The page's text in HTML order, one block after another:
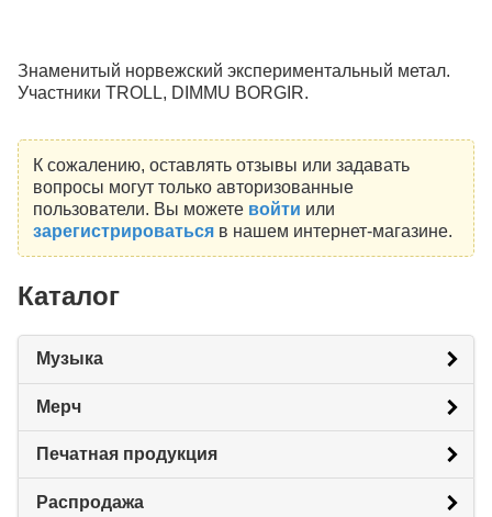
Знаменитый норвежский экспериментальный метал.
Участники TROLL, DIMMU BORGIR.
К сожалению, оставлять отзывы или задавать
вопросы могут только авторизованные
пользователи. Вы можете войти или
зарегистрироватьсяв нашем интернет-магазине.
Каталог
Музыка
Мерч
Печатная продукция
Распродажа